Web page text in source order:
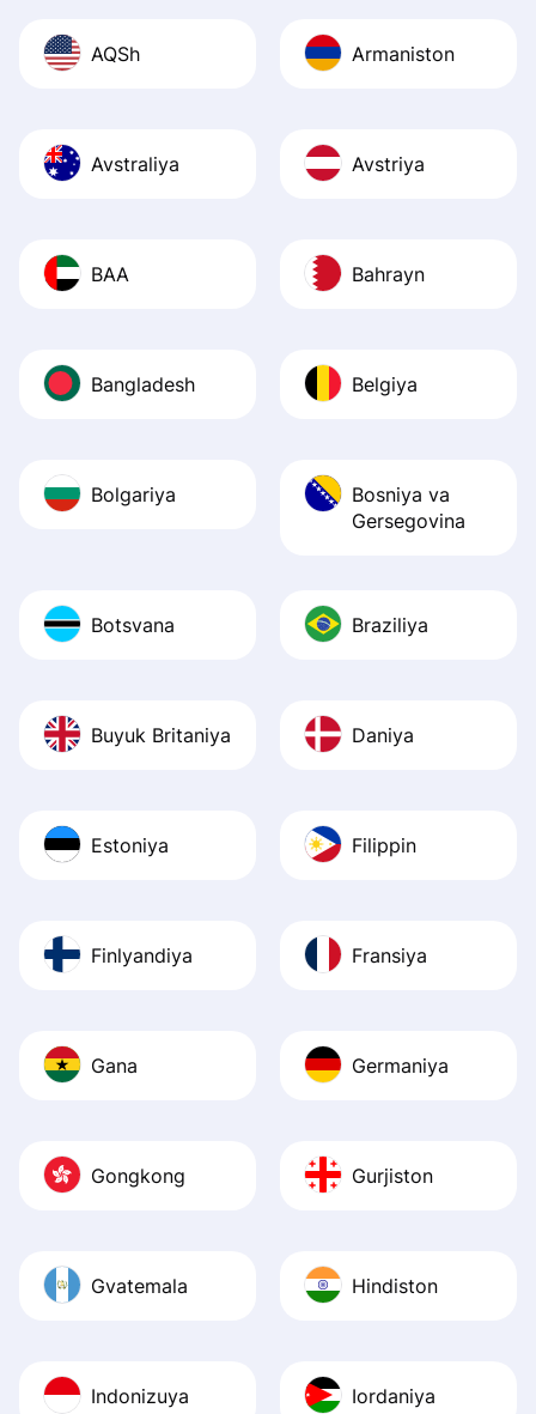
AQSh Armaniston
Avstraliya Avstriya
BAA Bahrayn
Bangladesh Belgiya
Bolgariya
Bosniya va
Gersegovina
Botsvana Braziliya
Buyuk Britaniya Daniya
Estoniya Filippin
Finlyandiya Fransiya
Gana Germaniya
Gongkong Gurjiston
Gvatemala Hindiston
Indonizuya Iordaniya